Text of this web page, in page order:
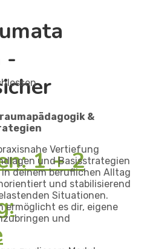
-
1 + 2
&
Vertiefung
und Basisstrategien
deinem beruflichen Alltag
und stabilisierend
Situationen.
ermöglicht es dir, eigene
und